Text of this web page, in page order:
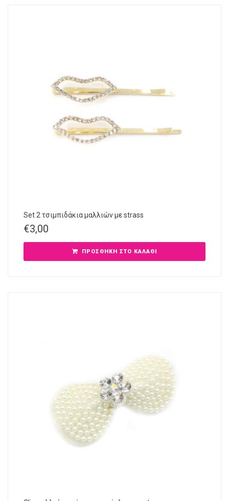
Set 2 τσιμπιδάκια μαλλιών με strass
€3,00
ΠΡΟΣΘΉΚΗ ΣΤΟ ΚΑΛΆΘΙ